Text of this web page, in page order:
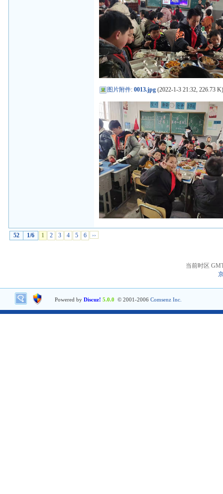
图片附件:0013.jpg (2022-1-3 21:32, 226.73
52 1/6 1 2 3 4 5 6 ››
当前时区
Powered by Discuz! 5.0.0 © 2001-2006 Comsenz Inc.